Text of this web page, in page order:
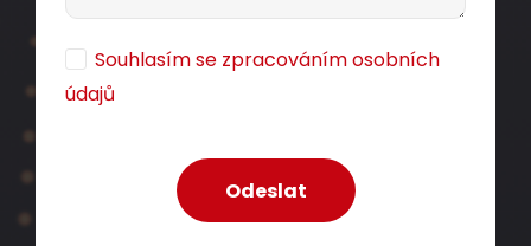
Souhlasím se zpracováním osobních
údajů